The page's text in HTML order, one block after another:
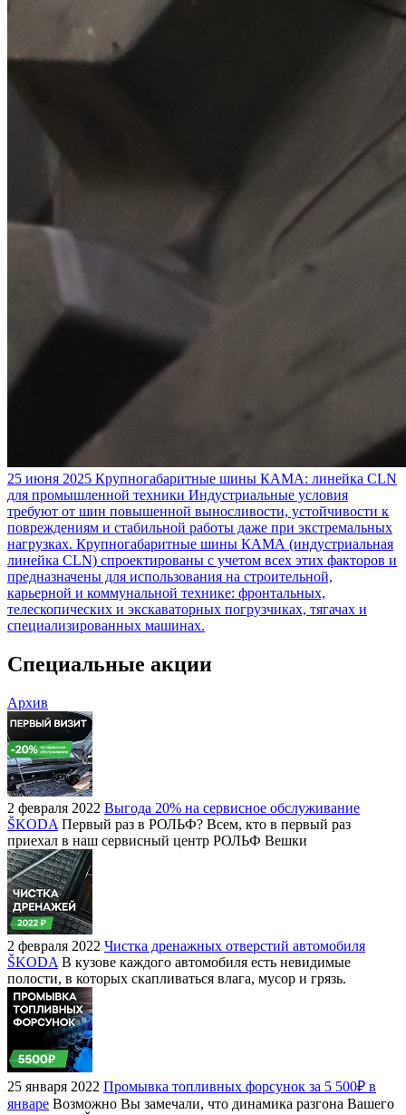
25 июня 2025 Крупногабаритные шины КАМА: линейка CLN
для промышленной техники Индустриальные условия
требуют от шин повышенной выносливости, устойчивости к
повреждениям и стабильной работы даже при экстремальных
нагрузках. Крупногабаритные шины КАМА (индустриальная
линейка CLN) спроектированы с учетом всех этих факторов и
предназначены для использования на строительной,
карьерной и коммунальной технике: фронтальных,
телескопических и экскаваторных погрузчиках, тягачах и
специализированных машинах.
Специальные акции
Архив
2 февраля 2022 Выгода 20% на сервисное обслуживание
ŠKODA Первый раз в РОЛЬФ? Всем, кто в первый раз
приехал в наш сервисный центр РОЛЬФ Вешки
2 февраля 2022 Чистка дренажных отверстий автомобиля
ŠKODA В кузове каждого автомобиля есть невидимые
полости, в которых скапливаться влага, мусор и грязь.
25 января 2022 Промывка топливных форсунок за 5 500₽ в
январе Возможно Вы замечали, что динамика разгона Вашего